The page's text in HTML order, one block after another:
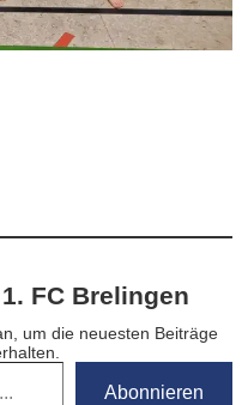
FC Brelingen
um die neuesten Beiträge
Abonnieren